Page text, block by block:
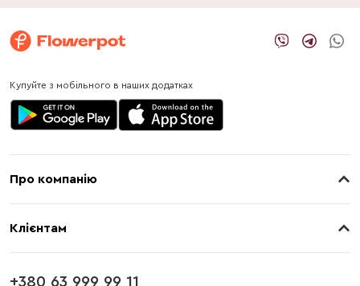
Купуйте з мобільного в наших додатках
Про компанію
Клієнтам
+380 63 999 99 11